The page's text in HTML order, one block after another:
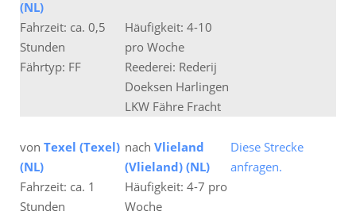
(NL)
Fahrzeit: ca. 0,5
Stunden
Häufigkeit: 4-10
pro Woche
Fährtyp: FF
Reederei: Rederij
Doeksen Harlingen
LKW Fähre Fracht
von Texel (Texel)
(NL)
nach Vlieland
(Vlieland) (NL)
Diese Strecke
anfragen.
Fahrzeit: ca. 1
Stunden
Häufigkeit: 4-7 pro
Woche